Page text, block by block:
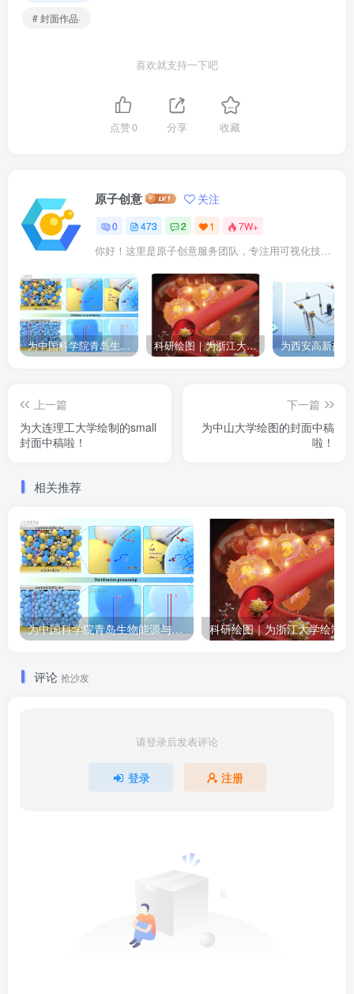
# 封面作品·
喜欢就支持一下吧
点赞0 分享 收藏
原子创意 关注
0 473 2 1 7W+
你好！这里是原子创意服务团队，专注用可视化技术点亮科研成果。我们提供： ✓ 期刊封面设计 ✓ 论文插图优化 ✓ 二维三维动画 ✓ 数字孪生建模 已成功服务10000+企业及科研人士。
为中国科学院青岛生物能源与过程研究所绘制的插图作品 科研绘图｜为浙江大学绘制的封面中稿啦！
上一篇
为大连理工大学绘制的small
封面中稿啦！
下一篇
为中山大学绘图的封面中稿
啦！
相关推荐
为中国科学院青岛生物能源与过程研究所绘制的插图作品
评论 抢沙发
请登录后发表评论
登录 注册